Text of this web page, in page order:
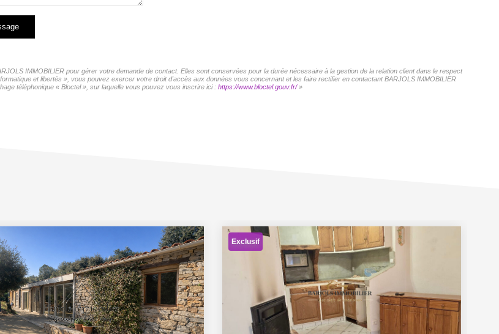
IMMOBILIER pour gérer votre demande de contact. Elles sont conservées pour la durée nécessaire à la gestion de la relation client dans le respect
et libertés », vous pouvez exercer votre droit d'accès aux données vous concernant et les faire rectifier en contactant BARJOLS IMMOBILIER
téléphonique « Bloctel », sur laquelle vous pouvez vous inscrire ici : https://www.bloctel.gouv.fr/»
Exclusif